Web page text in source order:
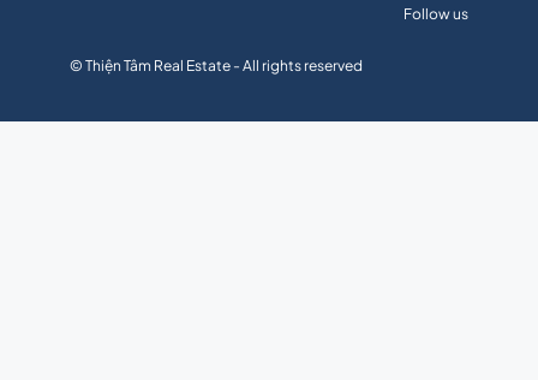
© Thiện Tâm Real Estate - All rights reserved
Follow us